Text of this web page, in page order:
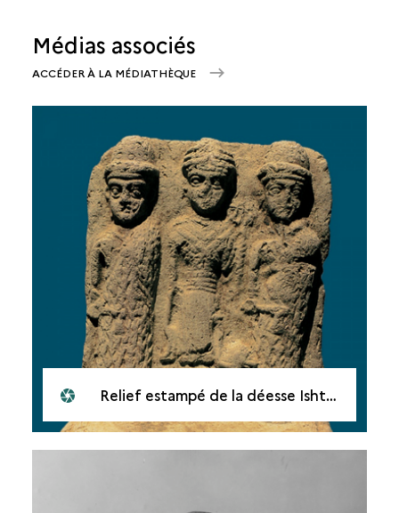
Médias associés
ACCÉDER À LA MÉDIATHÈQUE
Relief estampé de la déesse Ishtar